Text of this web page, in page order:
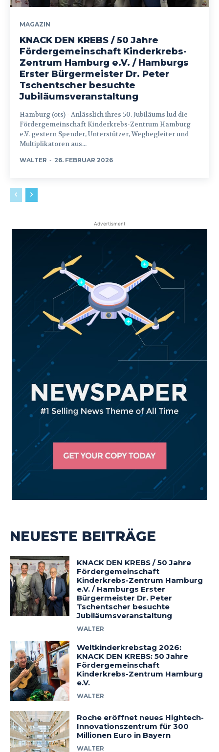
MAGAZIN
KNACK DEN KREBS / 50 Jahre
Fördergemeinschaft Kinderkrebs-
Zentrum Hamburg e.V. / Hamburgs
Erster Bürgermeister Dr. Peter
Tschentscher besuchte
Jubiläumsveranstaltung
Hamburg (ots) - Anlässlich ihres 50. Jubiläums lud die
Fördergemeinschaft Kinderkrebs-Zentrum Hamburg
e.V. gestern Spender, Unterstützer, Wegbegleiter und
Multiplikatoren aus...
WALTER - 26. FEBRUAR 2026
Advertisment
NEUESTE BEITRÄGE
KNACK DEN KREBS / 50 Jahre
Fördergemeinschaft
Kinderkrebs-Zentrum Hamburg
e.V. / Hamburgs Erster
Bürgermeister Dr. Peter
Tschentscher besuchte
Jubiläumsveranstaltung
WALTER
Weltkinderkrebstag 2026:
KNACK DEN KREBS: 50 Jahre
Fördergemeinschaft
Kinderkrebs-Zentrum Hamburg
e.V.
WALTER
Roche eröffnet neues Hightech-
Innovationszentrum für 300
Millionen Euro in Bayern
WALTER